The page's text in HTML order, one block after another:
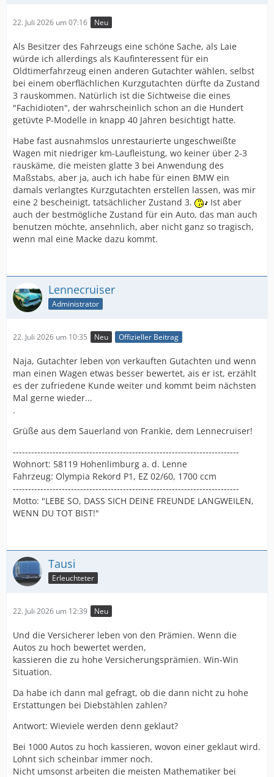
22. Juli 2026 um 07:16 Neu
Als Besitzer des Fahrzeugs eine schöne Sache, als Laie
würde ich allerdings als Kaufinteressent für ein
Oldtimerfahrzeug einen anderen Gutachter wählen, selbst
bei einem oberflächlichen Kurzgutachten dürfte da Zustand
3 rauskommen. Natürlich ist die Sichtweise die eines
"Fachidioten", der wahrscheinlich schon an die Hundert
getüvte P-Modelle in knapp 40 Jahren besichtigt hatte.
Habe fast ausnahmslos unrestaurierte ungeschweißte
Wagen mit niedriger km-Laufleistung, wo keiner über 2-3
rauskäme, die meisten glatte 3 bei Anwendung des
Maßstabs, aber ja, auch ich habe für einen BMW ein
damals verlangtes Kurzgutachten erstellen lassen, was mir
eine 2 bescheinigt, tatsächlicher Zustand 3.
Ist aber
auch der bestmögliche Zustand für ein Auto, das man auch
benutzen möchte, ansehnlich, aber nicht ganz so tragisch,
wenn mal eine Macke dazu kommt.
Lennecruiser
Administrator
22. Juli 2026 um 10:35 Neu Offizieller Beitrag
Naja, Gutachter leben von verkauften Gutachten und wenn
man einen Wagen etwas besser bewertet, ais er ist, erzählt
es der zufriedene Kunde weiter und kommt beim nächsten
Mal gerne wieder...
.
Grüße aus dem Sauerland von Frankie, dem Lennecruiser!
--------------------------------------------------------------------------
Wohnort: 58119 Hohenlimburg a. d. Lenne
Fahrzeug: Olympia Rekord P1, EZ 02/60, 1700 ccm
--------------------------------------------------------------------------
Motto: "LEBE SO, DASS SICH DEINE FREUNDE LANGWEILEN,
WENN DU TOT BIST!"
Tausi
Erleuchteter
22. Juli 2026 um 12:39 Neu
Und die Versicherer leben von den Prämien. Wenn die
Autos zu hoch bewertet werden,
kassieren die zu hohe Versicherungsprämien. Win-Win
Situation.
Da habe ich dann mal gefragt, ob die dann nicht zu hohe
Erstattungen bei Diebstählen zahlen?
Antwort: Wieviele werden denn geklaut?
Bei 1000 Autos zu hoch kassieren, wovon einer geklaut wird.
Lohnt sich scheinbar immer noch.
Nicht umsonst arbeiten die meisten Mathematiker bei